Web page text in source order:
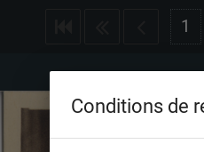
Conditions de